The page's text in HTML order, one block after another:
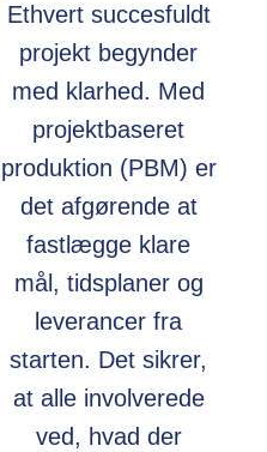
Ethvert succesfuldt
projekt begynder
med klarhed. Med
projektbaseret
produktion (PBM) er
det afgørende at
fastlægge klare
mål, tidsplaner og
leverancer fra
starten. Det sikrer,
at alle involverede
ved, hvad der